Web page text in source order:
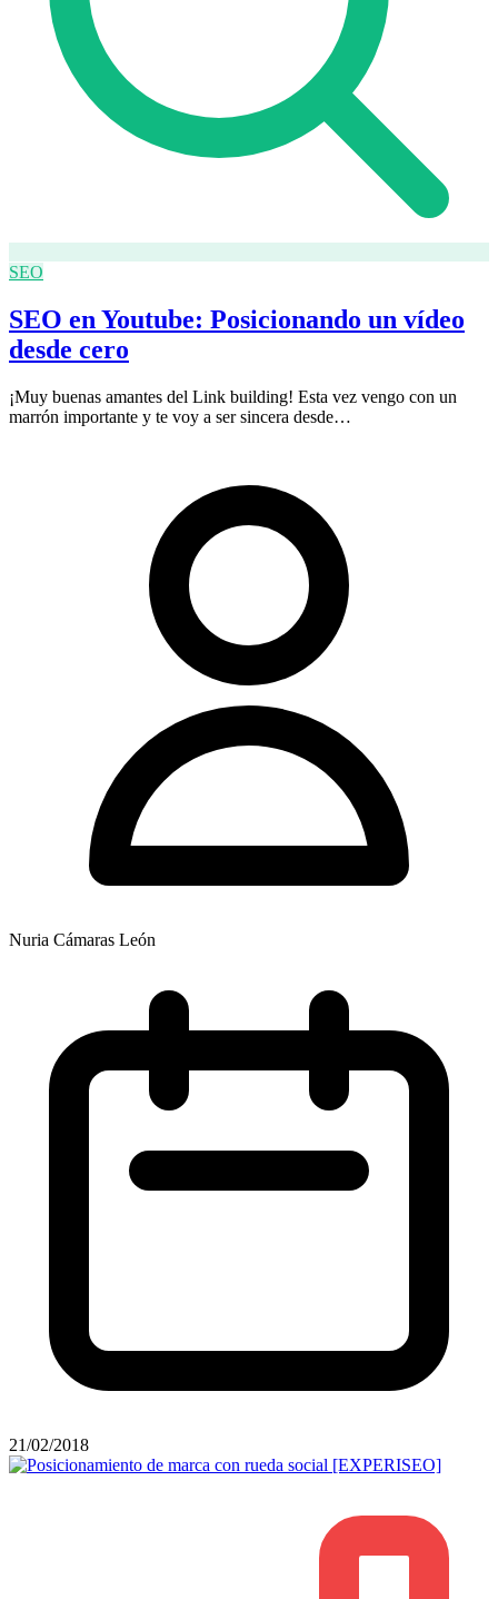
SEO
SEO en Youtube: Posicionando un vídeo
desde cero
¡Muy buenas amantes del Link building! Esta vez vengo con un
marrón importante y te voy a ser sincera desde…
Nuria Cámaras León
21/02/2018